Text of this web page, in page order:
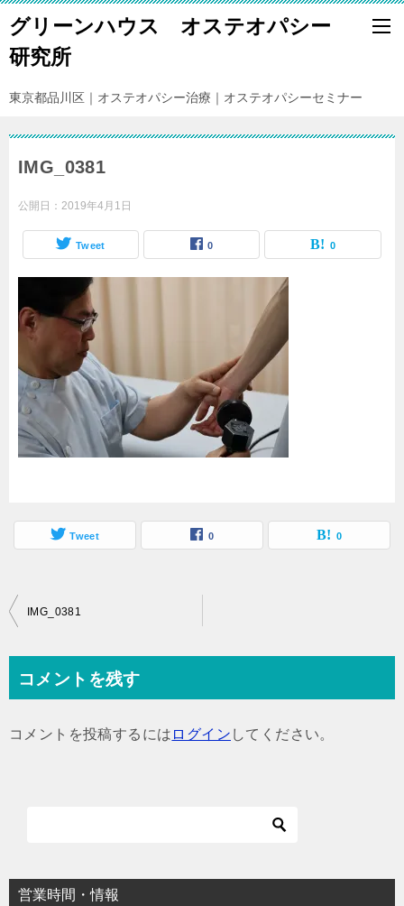
グリーンハウス オステオパシー
研究所
東京都品川区｜オステオパシー治療｜オステオパシーセミナー
IMG_0381
公開日： 2019年4月1日
Tweet 0 0
Tweet 0 0
投
ビ
IMG_0381
コメントを残す
コメントを投稿するには ログイン してください。
営業時間・情報